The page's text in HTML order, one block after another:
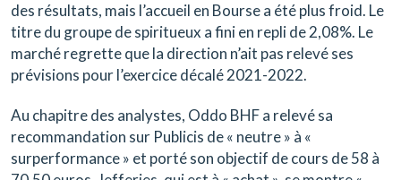
des résultats, mais l’accueil en Bourse a été plus froid. Le
titre du groupe de spiritueux a fini en repli de 2,08%. Le
marché regrette que la direction n’ait pas relevé ses
prévisions pour l’exercice décalé 2021-2022.
Au chapitre des analystes, Oddo BHF a relevé sa
recommandation sur Publicis de « neutre » à «
surperformance » et porté son objectif de cours de 58 à